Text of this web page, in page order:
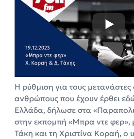
Η ρύθμιση για τους
ανθρώπους που έχουν έρθει
Ελλάδα, δήλωσε στα
στην εκπομπή «Μπρα ντε φερ»,
Τάκη και τη Χριστίνα Κοραή, ο